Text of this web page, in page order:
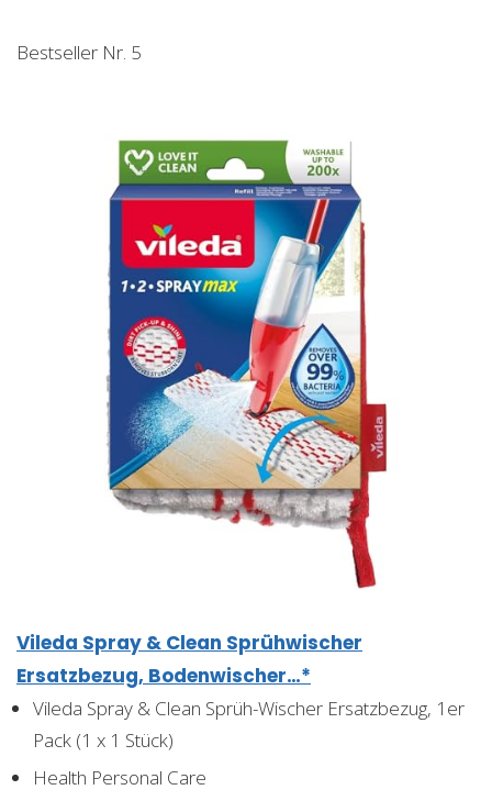
Bestseller Nr. 5
Vileda Spray & Clean Sprühwischer
Ersatzbezug, Bodenwischer…*
Vileda Spray & Clean Sprüh-Wischer Ersatzbezug, 1er
Pack (1 x 1 Stück)
Health Personal Care